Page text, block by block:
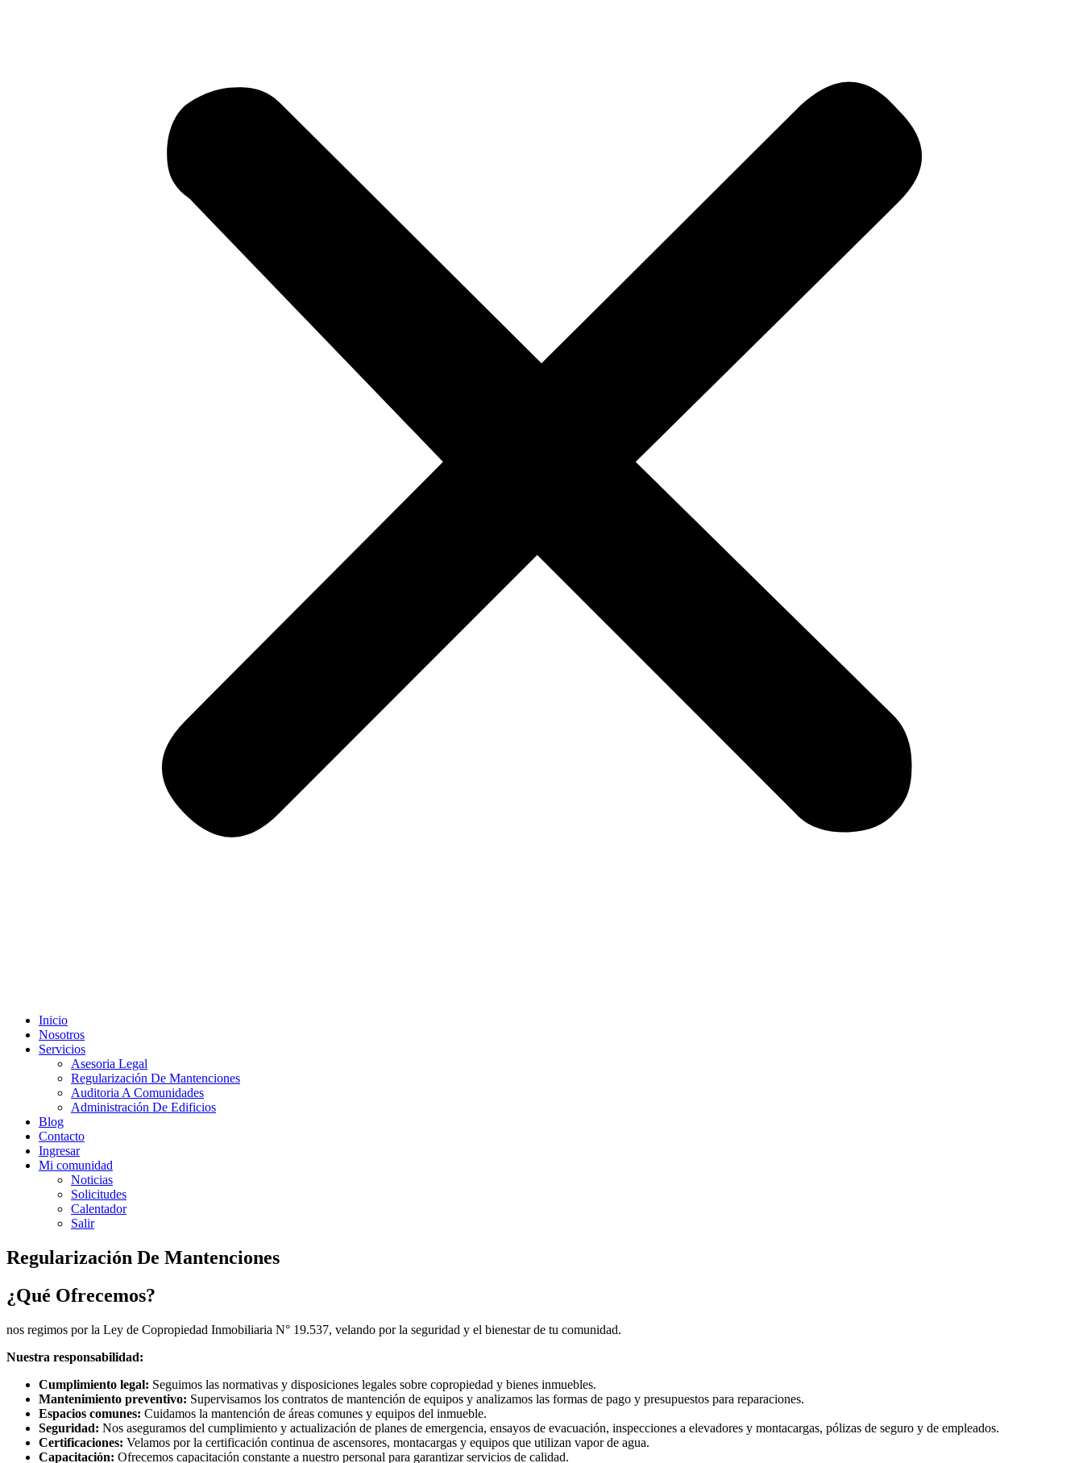
Inicio
Nosotros
Servicios
Asesoria Legal
Regularización De Mantenciones
Auditoria A Comunidades
Administración De Edificios
Blog
Contacto
Ingresar
Mi comunidad
Noticias
Solicitudes
Calentador
Salir
Regularización De Mantenciones
¿Qué Ofrecemos?
nos regimos por la Ley de Copropiedad Inmobiliaria N° 19.537, velando por la seguridad y el bienestar de tu comunidad.
Nuestra responsabilidad:
Cumplimiento legal: Seguimos las normativas y disposiciones legales sobre copropiedad y bienes inmuebles.
Mantenimiento preventivo: Supervisamos los contratos de mantención de equipos y analizamos las formas de pago y presupuestos para reparaciones.
Espacios comunes: Cuidamos la mantención de áreas comunes y equipos del inmueble.
Seguridad: Nos aseguramos del cumplimiento y actualización de planes de emergencia, ensayos de evacuación, inspecciones a elevadores y montacargas, pólizas de seguro y de empleados.
Certificaciones: Velamos por la certificación continua de ascensores, montacargas y equipos que utilizan vapor de agua.
Capacitación: Ofrecemos capacitación constante a nuestro personal para garantizar servicios de calidad.